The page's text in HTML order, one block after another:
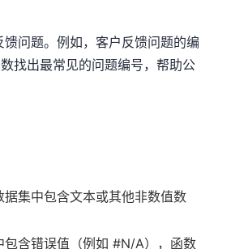
问题。例如，客户反馈问题的编
找出最常见的问题编号，帮助公
集中包含文本或其他非数值数
含错误值（例如 #N/A），函数